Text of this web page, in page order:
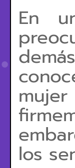
En
los